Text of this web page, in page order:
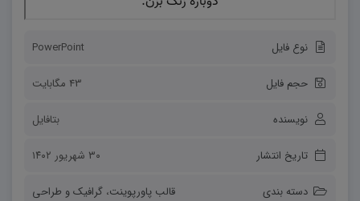
نوع فایل PowerPoint
حجم فایل 43 مگابایت
نویسنده بتافایل
تاریخ انتشار ۳۰ شهریور ۱۴۰۲
دسته بندی قالب پاورپوینت، گرافیک و طراحی